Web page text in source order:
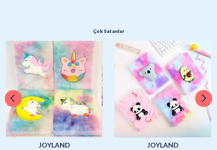
Çok Satanlar
JOYLAND JOYLAND